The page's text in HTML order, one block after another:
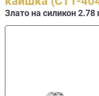
Злато на силикон 2.78